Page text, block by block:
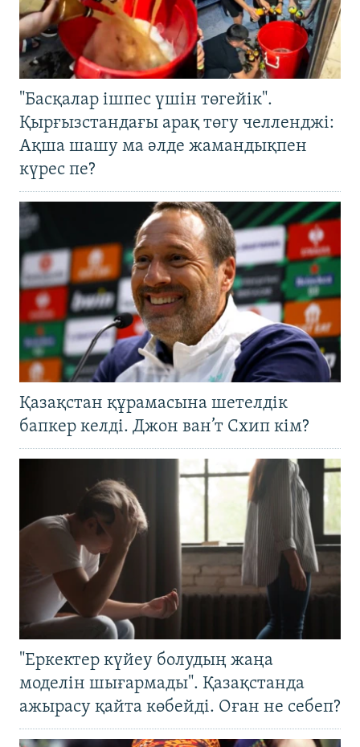
"Басқалар ішпес үшін төгейік".
Қырғызстандағы арақ төгу челленджі:
Ақша шашу ма әлде жамандықпен
күрес пе?
Қазақстан құрамасына шетелдік
бапкер келді. Джон ван’т Схип кім?
"Еркектер күйеу болудың жаңа
моделін шығармады". Қазақстанда
ажырасу қайта көбейді. Оған не себеп?